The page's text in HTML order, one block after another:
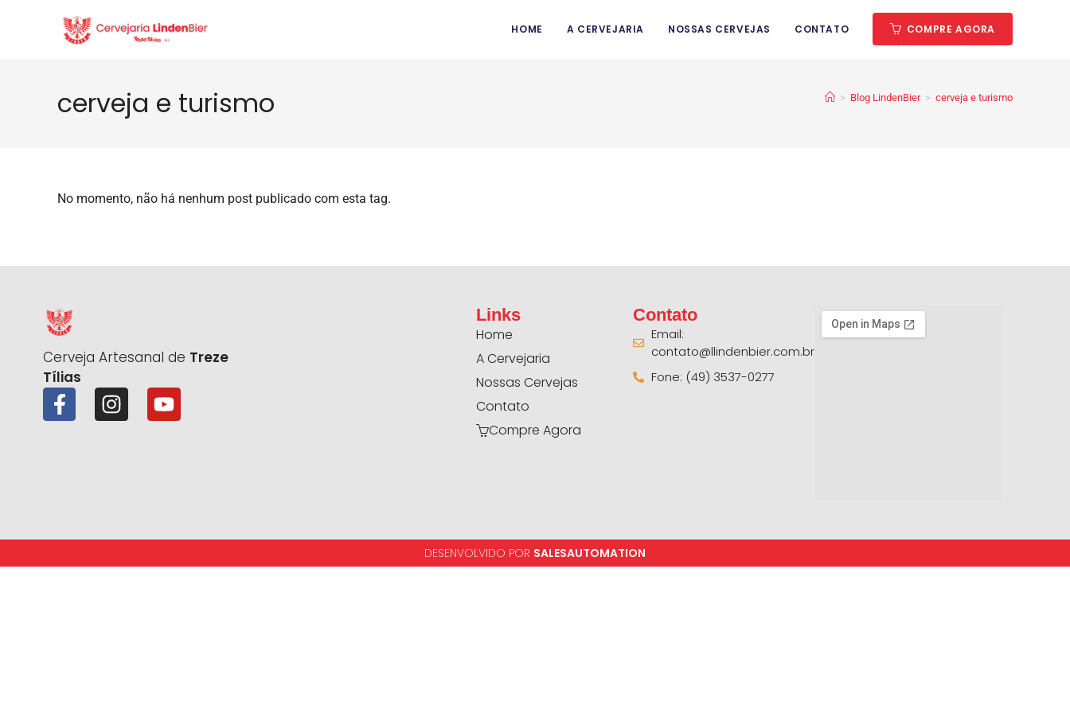
HOME A CERVEJARIA NOSSAS CERVEJAS CONTATO COMPRE AGORA
cerveja e turismo > Blog LindenBier > cerveja e turismo
No momento, não há nenhum post publicado com esta tag.
Cerveja Artesanal de Treze
Tílias
Links
Home
A Cervejaria
Nossas Cervejas
Contato
Compre Agora
Contato
Email:
contato@llindenbier.com.br
Fone: (49) 3537-0277
DESENVOLVIDO POR SALESAUTOMATION